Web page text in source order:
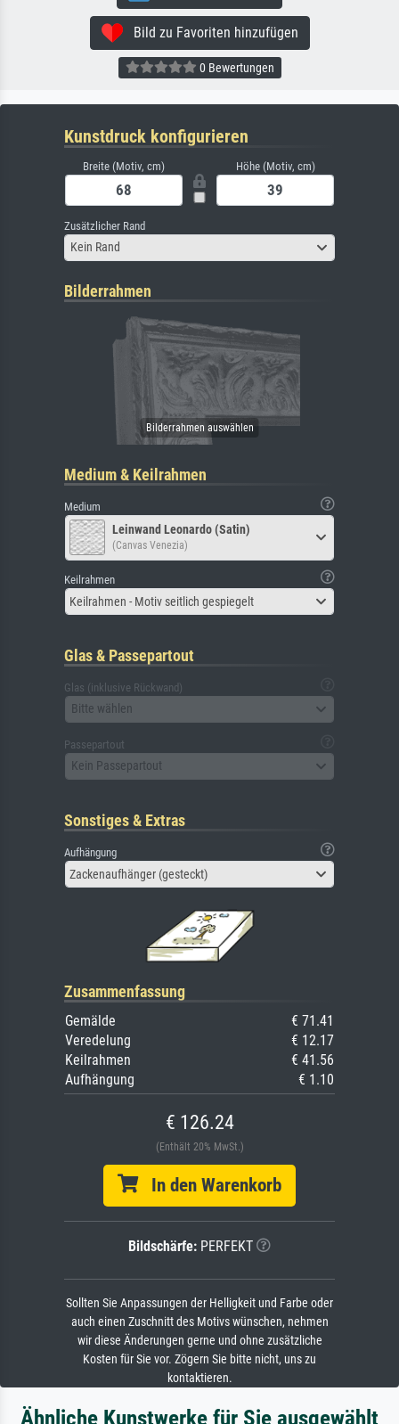
Bild zu Favoriten hinzufügen
0 Bewertungen
Kunstdruck konfigurieren
Breite (Motiv, cm) Höhe (Motiv, cm)
Zusätzlicher Rand
Kein Rand
Bilderrahmen
Medium & Keilrahmen
Medium
Leinwand Leonardo (Satin)
(Canvas Venezia)
Keilrahmen
Keilrahmen - Motiv seitlich gespiegelt
Glas & Passepartout
Glas (inklusive Rückwand)
Bitte wählen
Passepartout
Kein Passepartout
Sonstiges & Extras
Aufhängung
Zackenaufhänger (gesteckt)
Zusammenfassung
Gemälde
€ 71.41
Veredelung
€ 12.17
Keilrahmen
€ 41.56
Aufhängung
€ 1.10
€ 126.24
(Enthält 20% MwSt.)
In den Warenkorb
Bildschärfe: PERFEKT
Sollten Sie Anpassungen der Helligkeit und Farbe oder
auch einen Zuschnitt des Motivs wünschen, nehmen
wir diese Änderungen gerne und ohne zusätzliche
Kosten für Sie vor. Zögern Sie bitte nicht, uns zu
kontaktieren.
Ähnliche Kunstwerke für Sie ausgewählt